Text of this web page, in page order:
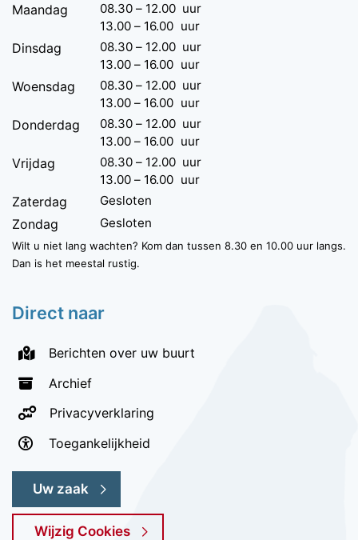
Maandag 08.30 – 12.00 uur
13.00 – 16.00 uur
Dinsdag 08.30 – 12.00 uur
13.00 – 16.00 uur
Woensdag 08.30 – 12.00 uur
13.00 – 16.00 uur
Donderdag 08.30 – 12.00 uur
13.00 – 16.00 uur
Vrijdag 08.30 – 12.00 uur
13.00 – 16.00 uur
Zaterdag Gesloten
Zondag Gesloten
Wilt u niet lang wachten? Kom dan tussen 8.30 en 10.00 uur langs.
Dan is het meestal rustig.
Direct naar
Berichten over uw buurt
Archief
Privacyverklaring
Toegankelijkheid
Uw zaak
Wijzig Cookies